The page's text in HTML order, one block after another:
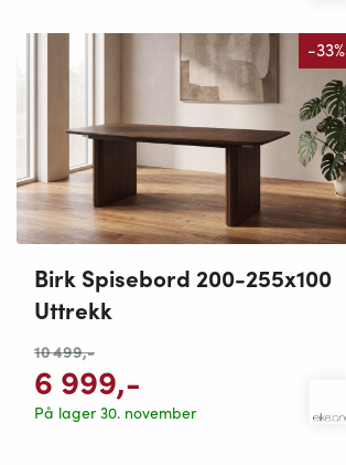
-33%
Birk Spisebord 200-255x100
Uttrekk
10 499,-
6 999,-
På lager 30. november